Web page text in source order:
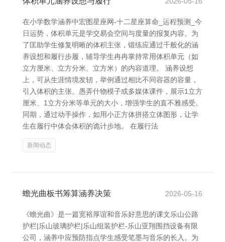
在小学数学涵养中宏图星座网-十二星座算命_运程预测_今
日运势，体积单元是学交易会空间与度量的报复内容。为
了匡助学生修复明晰的体积主张，锻练应通过千般化的涵
养设想和履行步履，辅导学生冉冉掌持常用体积单元（如
立方厘米、立方分米、立方米）的内容道理。 涵养设想
上，可从生涯情境发轫，举例通过相比不同容器的容量，
引入体积的主张。愚弄什物模子或多媒体课件，展示1立方
厘米、1立方分米等单元的大小，增强学生的直不雅感受。
同期，通过动手操作，如用小正方体拼搭立体图形，让学
生在履行中体会体积的诡计步地。 在履行法
新闻动态
蟾光曲板书筹算涵养决策 2026-05-16
《蟾光曲》是一篇宽裕厚谊和音乐好意思的课文乐山公路
护栏|乐山玻璃护栏|乐山组装护栏-乐山亚翔围挡设备有限
公司，涵养中应预防指点学生感受笔墨与音乐的长入。为